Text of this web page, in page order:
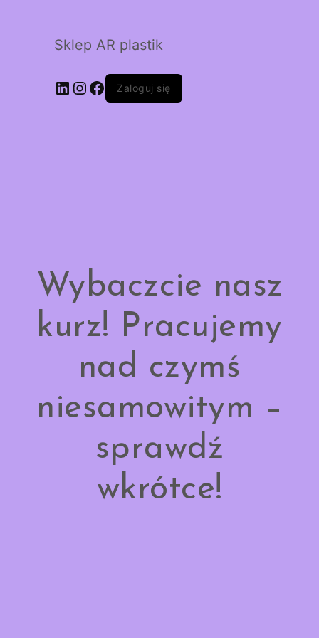
Sklep AR plastik
LinkedIn
Instagram
Facebook
Zaloguj się
Wybaczcie nasz
kurz! Pracujemy
nad czymś
niesamowitym –
sprawdź
wkrótce!